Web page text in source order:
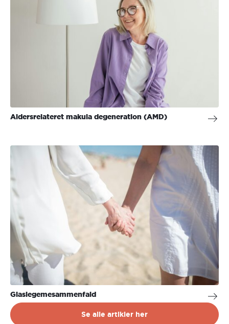
Se alle artikler her
Aldersrelateret makula degeneration (AMD)
Glaslegemesammenfald